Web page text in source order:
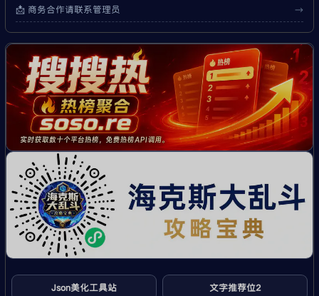
📩 商务合作请联系管理员 →
Json美化工具站 文字推荐位2